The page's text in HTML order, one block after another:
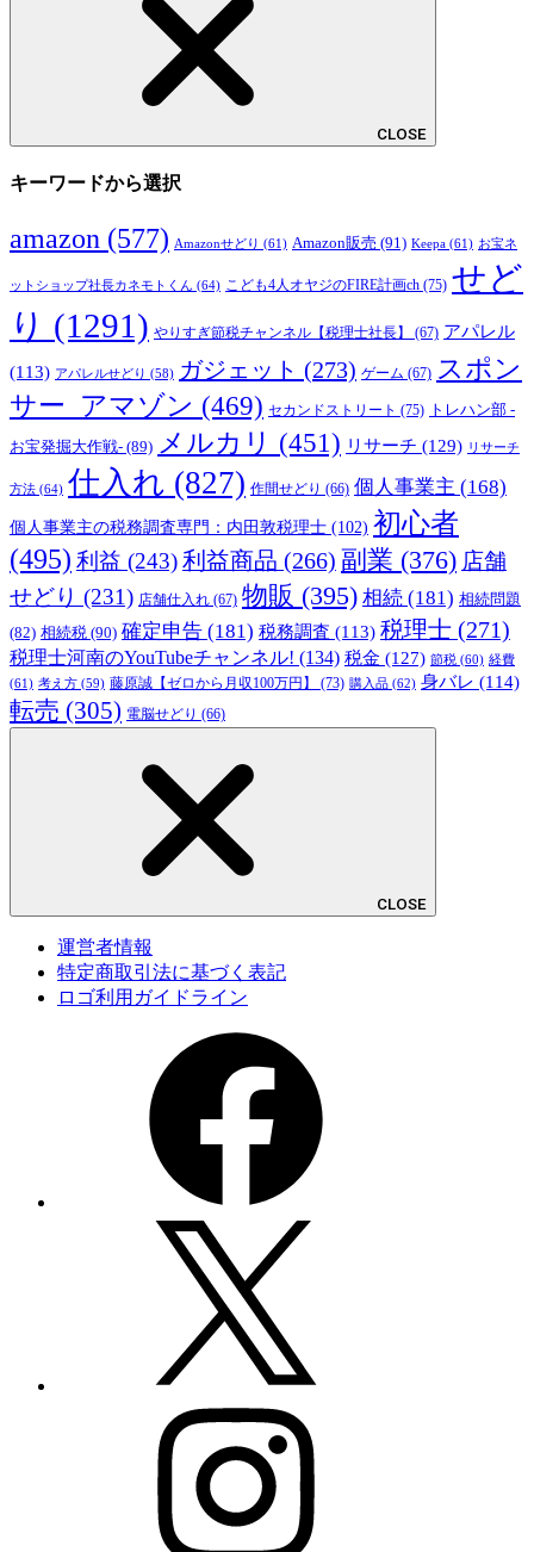
CLOSE
キーワードから選択
amazon (577) Amazonせどり (61) Amazon販売 (91) Keepa (61) お宝ネ
ットショップ社長カネモトくん (64) こども4人オヤジのFIRE計画ch (75) せど
り (1291) やりすぎ節税チャンネル【税理士社長】 (67) アパレル
(113) アパレルせどり (58) ガジェット (273) ゲーム (67) スポン
サー_アマゾン (469) セカンドストリート (75) トレハン部 -
お宝発掘大作戦- (89) メルカリ (451) リサーチ (129) リサーチ
方法 (64) 仕入れ (827) 作間せどり (66) 個人事業主 (168)
個人事業主の税務調査専門：内田敦税理士 (102) 初心者
(495) 利益 (243)利益商品 (266) 副業 (376) 店舗
せどり (231) 店舗仕入れ (67) 物販 (395) 相続 (181) 相続問題
(82) 相続税 (90) 確定申告 (181) 税務調査 (113) 税理士 (271)
税理士河南のYouTubeチャンネル! (134) 税金 (127) 節税 (60) 経費
(61) 考え方 (59) 藤原誠【ゼロから月収100万円】 (73) 購入品 (62) 身バレ (114)
転売 (305) 電脳せどり (66)
CLOSE
運営者情報
特定商取引法に基づく表記
ロゴ利用ガイドライン